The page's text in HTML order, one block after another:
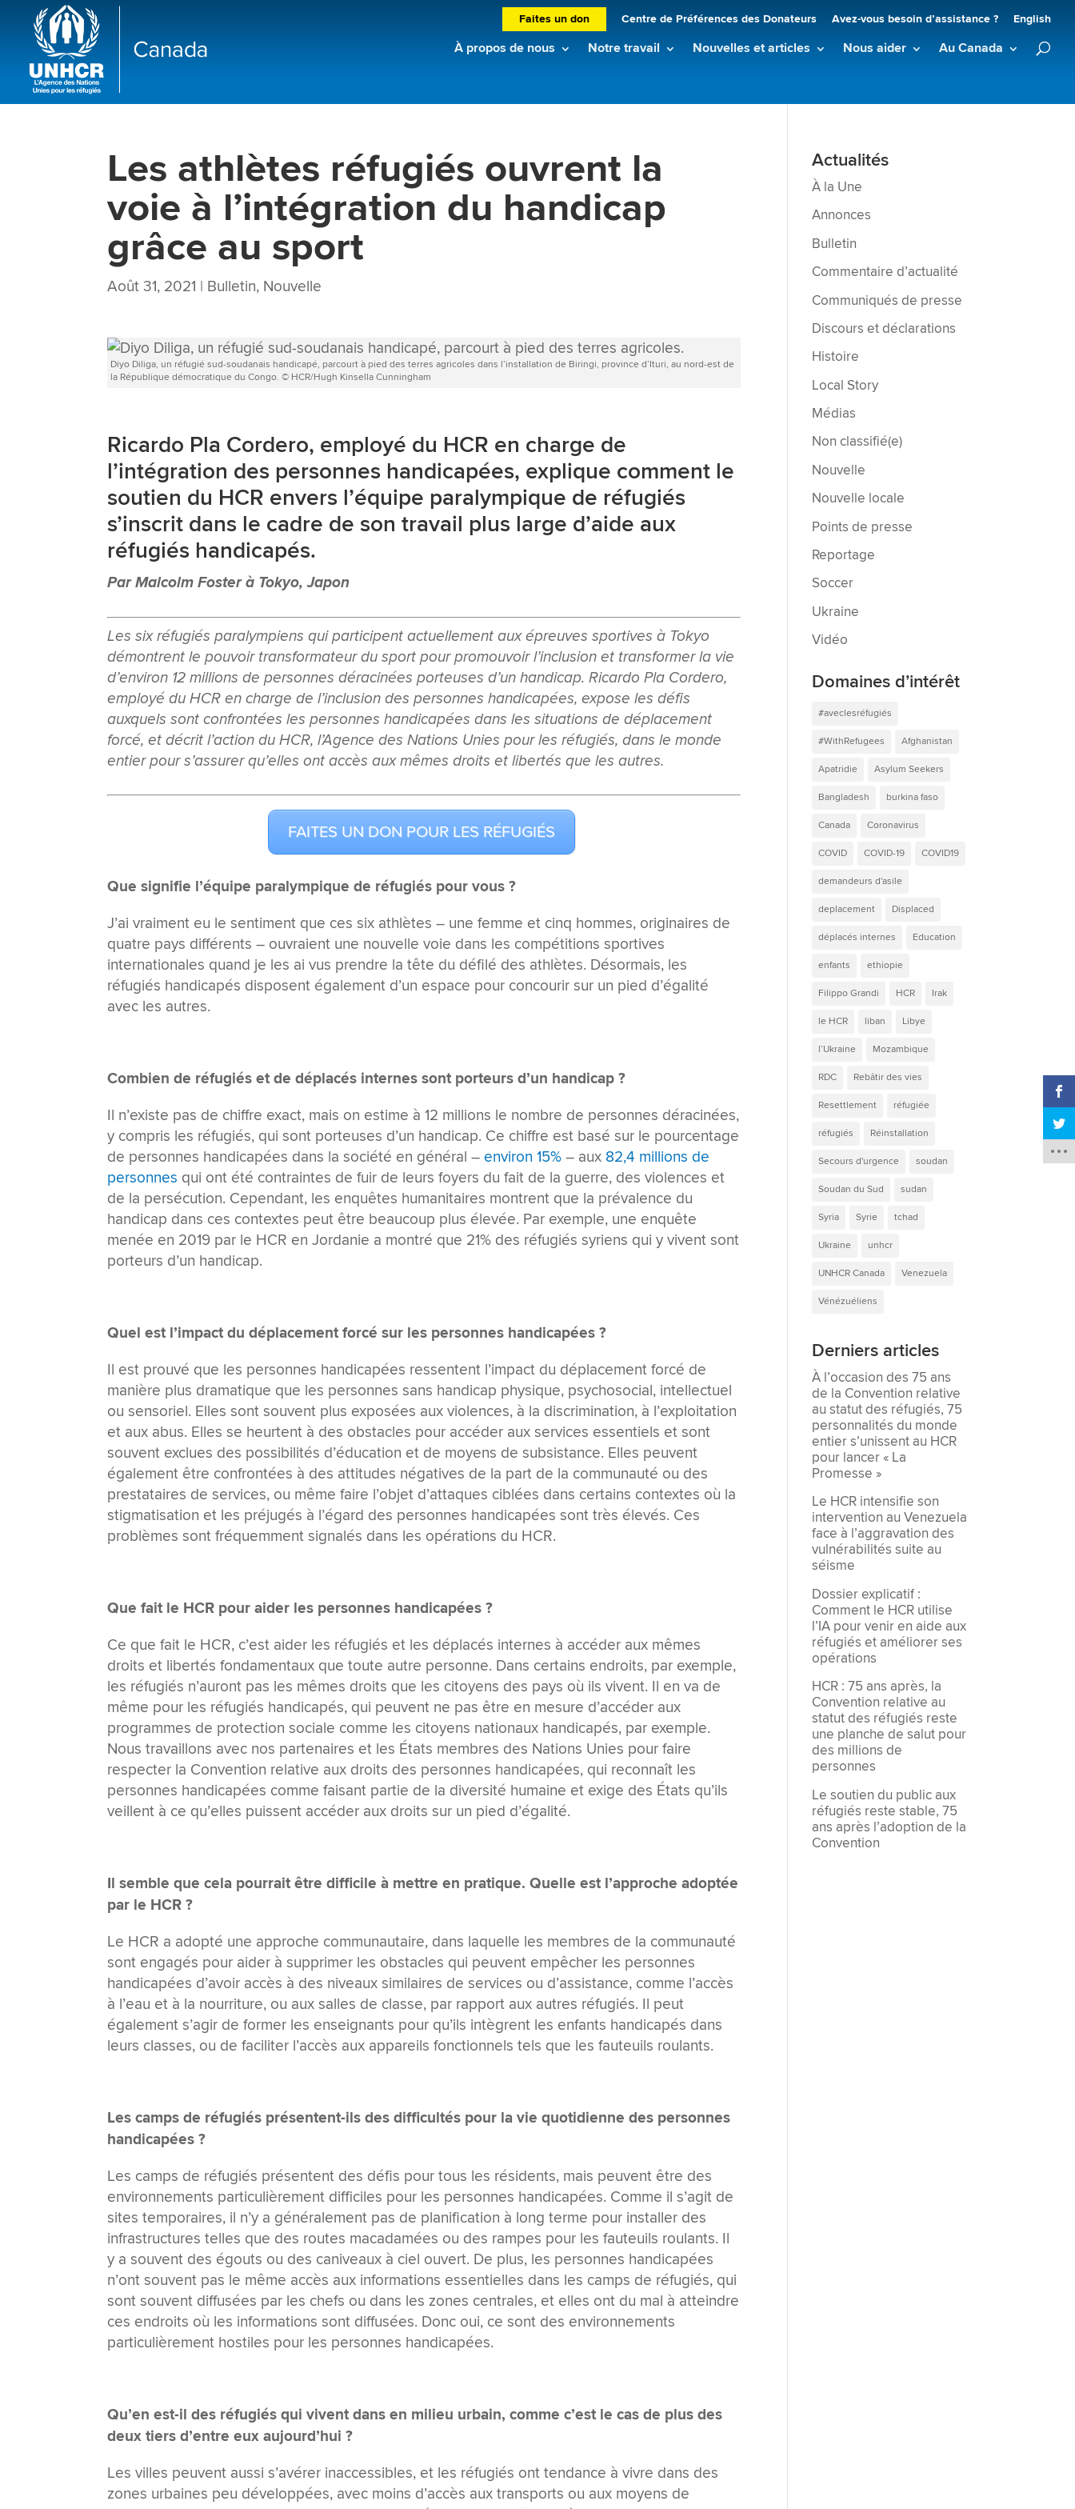
Faites un don Centre de Préférences des Donateurs Avez-vous besoin d’assistance ? English
À propos de nous Notre travail Nouvelles et articles Nous aider Au Canada
Les athlètes réfugiés ouvrent la
voie à l’intégration du handicap
grâce au sport
Août 31, 2021 | Bulletin, Nouvelle
Diyo Diliga, un réfugié sud-soudanais handicapé, parcourt à pied des terres agricoles dans l’installation de Biringi, province d’Ituri, au nord-est de
la République démocratique du Congo. © HCR/Hugh Kinsella Cunningham
Ricardo Pla Cordero, employé du HCR en charge de
l’intégration des personnes handicapées, explique comment le
soutien du HCR envers l’équipe paralympique de réfugiés
s’inscrit dans le cadre de son travail plus large d’aide aux
réfugiés handicapés.
Par Malcolm Foster à Tokyo, Japon
Les six réfugiés paralympiens qui participent actuellement aux épreuves sportives à Tokyo
démontrent le pouvoir transformateur du sport pour promouvoir l’inclusion et transformer la vie
d’environ 12 millions de personnes déracinées porteuses d’un handicap. Ricardo Pla Cordero,
employé du HCR en charge de l’inclusion des personnes handicapées, expose les défis
auxquels sont confrontées les personnes handicapées dans les situations de déplacement
forcé, et décrit l’action du HCR, l’Agence des Nations Unies pour les réfugiés, dans le monde
entier pour s’assurer qu’elles ont accès aux mêmes droits et libertés que les autres.
FAITES UN DON POUR LES RÉFUGIÉS
Que signifie l’équipe paralympique de réfugiés pour vous ?
J’ai vraiment eu le sentiment que ces six athlètes – une femme et cinq hommes, originaires de
quatre pays différents – ouvraient une nouvelle voie dans les compétitions sportives
internationales quand je les ai vus prendre la tête du défilé des athlètes. Désormais, les
réfugiés handicapés disposent également d’un espace pour concourir sur un pied d’égalité
avec les autres.
Combien de réfugiés et de déplacés internes sont porteurs d’un handicap ?
Il n’existe pas de chiffre exact, mais on estime à 12 millions le nombre de personnes déracinées,
y compris les réfugiés, qui sont porteuses d’un handicap. Ce chiffre est basé sur le pourcentage
de personnes handicapées dans la société en général – environ 15% – aux 82,4 millions de
personnes qui ont été contraintes de fuir de leurs foyers du fait de la guerre, des violences et
de la persécution. Cependant, les enquêtes humanitaires montrent que la prévalence du
handicap dans ces contextes peut être beaucoup plus élevée. Par exemple, une enquête
menée en 2019 par le HCR en Jordanie a montré que 21% des réfugiés syriens qui y vivent sont
porteurs d’un handicap.
Quel est l’impact du déplacement forcé sur les personnes handicapées ?
Il est prouvé que les personnes handicapées ressentent l’impact du déplacement forcé de
manière plus dramatique que les personnes sans handicap physique, psychosocial, intellectuel
ou sensoriel. Elles sont souvent plus exposées aux violences, à la discrimination, à l’exploitation
et aux abus. Elles se heurtent à des obstacles pour accéder aux services essentiels et sont
souvent exclues des possibilités d’éducation et de moyens de subsistance. Elles peuvent
également être confrontées à des attitudes négatives de la part de la communauté ou des
prestataires de services, ou même faire l’objet d’attaques ciblées dans certains contextes où la
stigmatisation et les préjugés à l’égard des personnes handicapées sont très élevés. Ces
problèmes sont fréquemment signalés dans les opérations du HCR.
Que fait le HCR pour aider les personnes handicapées ?
Ce que fait le HCR, c’est aider les réfugiés et les déplacés internes à accéder aux mêmes
droits et libertés fondamentaux que toute autre personne. Dans certains endroits, par exemple,
les réfugiés n’auront pas les mêmes droits que les citoyens des pays où ils vivent. Il en va de
même pour les réfugiés handicapés, qui peuvent ne pas être en mesure d’accéder aux
programmes de protection sociale comme les citoyens nationaux handicapés, par exemple.
Nous travaillons avec nos partenaires et les États membres des Nations Unies pour faire
respecter la Convention relative aux droits des personnes handicapées, qui reconnaît les
personnes handicapées comme faisant partie de la diversité humaine et exige des États qu’ils
veillent à ce qu’elles puissent accéder aux droits sur un pied d’égalité.
Il semble que cela pourrait être difficile à mettre en pratique. Quelle est l’approche adoptée
par le HCR ?
Le HCR a adopté une approche communautaire, dans laquelle les membres de la communauté
sont engagés pour aider à supprimer les obstacles qui peuvent empêcher les personnes
handicapées d’avoir accès à des niveaux similaires de services ou d’assistance, comme l’accès
à l’eau et à la nourriture, ou aux salles de classe, par rapport aux autres réfugiés. Il peut
également s’agir de former les enseignants pour qu’ils intègrent les enfants handicapés dans
leurs classes, ou de faciliter l’accès aux appareils fonctionnels tels que les fauteuils roulants.
Les camps de réfugiés présentent-ils des difficultés pour la vie quotidienne des personnes
handicapées ?
Les camps de réfugiés présentent des défis pour tous les résidents, mais peuvent être des
environnements particulièrement difficiles pour les personnes handicapées. Comme il s’agit de
sites temporaires, il n’y a généralement pas de planification à long terme pour installer des
infrastructures telles que des routes macadamées ou des rampes pour les fauteuils roulants. Il
y a souvent des égouts ou des caniveaux à ciel ouvert. De plus, les personnes handicapées
n’ont souvent pas le même accès aux informations essentielles dans les camps de réfugiés, qui
sont souvent diffusées par les chefs ou dans les zones centrales, et elles ont du mal à atteindre
ces endroits où les informations sont diffusées. Donc oui, ce sont des environnements
particulièrement hostiles pour les personnes handicapées.
Qu’en est-il des réfugiés qui vivent dans en milieu urbain, comme c’est le cas de plus des
deux tiers d’entre eux aujourd’hui ?
Les villes peuvent aussi s’avérer inaccessibles, et les réfugiés ont tendance à vivre dans des
zones urbaines peu développées, avec moins d’accès aux transports ou aux moyens de
Actualités
À la Une
Annonces
Bulletin
Commentaire d’actualité
Communiqués de presse
Discours et déclarations
Histoire
Local Story
Médias
Non classifié(e)
Nouvelle
Nouvelle locale
Points de presse
Reportage
Soccer
Ukraine
Vidéo
Domaines d’intérêt
#aveclesréfugiés
#WithRefugees Afghanistan
Apatridie Asylum Seekers
Bangladesh burkina faso
Canada Coronavirus
COVID COVID-19 COVID19
demandeurs d'asile
deplacement Displaced
déplacés internes Education
enfants ethiopie
Filippo Grandi HCR Irak
le HCR liban Libye
l’Ukraine Mozambique
RDC Rebâtir des vies
Resettlement réfugiée
réfugiés Réinstallation
Secours d'urgence soudan
Soudan du Sud sudan
Syria Syrie tchad
Ukraine unhcr
UNHCR Canada Venezuela
Vénézuéliens
Derniers articles
À l’occasion des 75 ans
de la Convention relative
au statut des réfugiés, 75
personnalités du monde
entier s’unissent au HCR
pour lancer « La
Promesse »
Le HCR intensifie son
intervention au Venezuela
face à l’aggravation des
vulnérabilités suite au
séisme
Dossier explicatif :
Comment le HCR utilise
l’IA pour venir en aide aux
réfugiés et améliorer ses
opérations
HCR : 75 ans après, la
Convention relative au
statut des réfugiés reste
une planche de salut pour
des millions de
personnes
Le soutien du public aux
réfugiés reste stable, 75
ans après l’adoption de la
Convention